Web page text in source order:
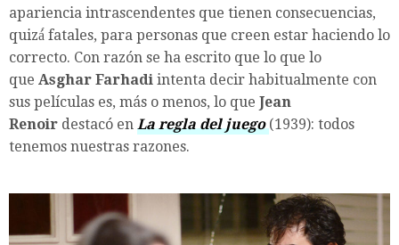
apariencia intrascendentes que tienen consecuencias,
quizá́ fatales, para personas que creen estar haciendo lo
correcto. Con razón se ha escrito que lo que lo
que Asghar Farhadi intenta decir habitualmente con
sus películas es, más o menos, lo que Jean
Renoir destacó en La regla del juego (1939): todos
tenemos nuestras razones.